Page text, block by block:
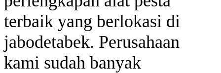
terbaik yang berlokasi di
jabodetabek. Perusahaan
kami sudah banyak